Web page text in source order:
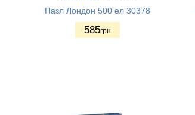
Пазл Лондон 500 ел 30378
585грн